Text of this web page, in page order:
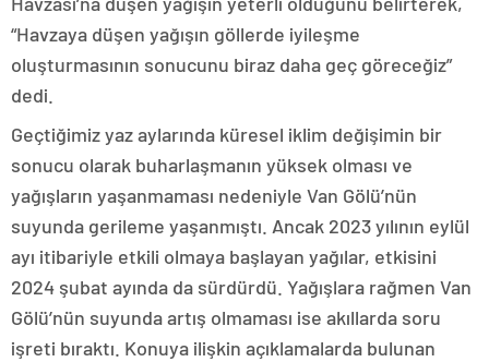
“Havzaya düşen yağışın göllerde iyileşme
oluşturmasının sonucunu biraz daha geç göreceğiz”
dedi.
Geçtiğimiz yaz aylarında küresel iklim değişimin bir
sonucu olarak buharlaşmanın yüksek olması ve
yağışların yaşanmaması nedeniyle Van Gölü’nün
suyunda gerileme yaşanmıştı. Ancak 2023 yılının eylül
ayı itibariyle etkili olmaya başlayan yağılar, etkisini
2024 şubat ayında da sürdürdü. Yağışlara rağmen Van
Gölü’nün suyunda artış olmaması ise akıllarda soru
işreti bıraktı. Konuya ilişkin açıklamalarda bulunan